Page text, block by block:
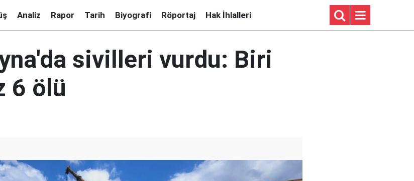
Analiz Rapor Tarih Biyografi Röportaj Hak İhlalleri
sivilleri vurdu: Biri
6 ölü